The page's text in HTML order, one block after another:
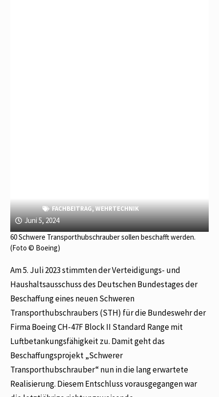
FACHBEITRAG,WEHRTECHNIK
Juni 5, 2024
60 Schwere Transporthubschrauber sollen beschafft werden.
(Foto © Boeing)
Am 5. Juli 2023 stimmten der Verteidigungs- und
Haushaltsausschuss des Deutschen Bundestages der
Beschaffung eines neuen Schweren
Transporthubschraubers (STH) für die Bundeswehr der
Firma Boeing CH-47F Block II Standard Range mit
Luftbetankungsfähigkeit zu. Damit geht das
Beschaffungsprojekt „Schwerer
Transporthubschrauber“ nun in die lang erwartete
Realisierung. Diesem Entschluss vorausgegangen war